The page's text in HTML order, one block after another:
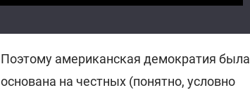
Поэтому американская демократия была
основана на честных (понятно, условно